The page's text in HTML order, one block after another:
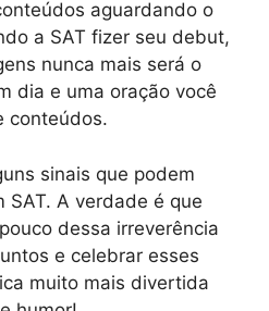
aguardando o
a SAT fizer seu debut,
nunca mais será o
dia e uma oração você
conteúdos.
sinais que podem
SAT. A verdade é que
dessa irreverência
e celebrar esses
muito mais divertida